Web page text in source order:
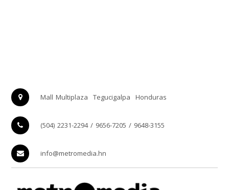
Mall Multiplaza Tegucigalpa Honduras
(504) 2231-2294 / 9656-7205 / 9648-3155
info@metromedia.hn